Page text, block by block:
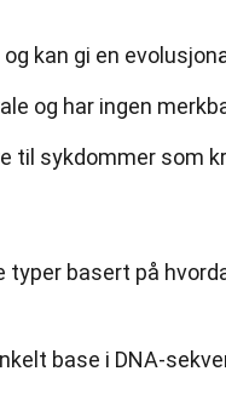
kan gi en
og har ingen
til sykdommer som
basert på
base i DNA-